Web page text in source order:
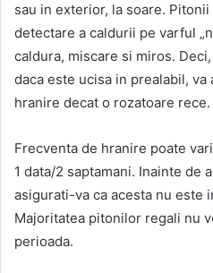
sau in exterior, la soare.
detectare a caldurii pe varful
caldura, miscare si miros.
daca este ucisa in prealabil, va
hranire decat o rozatoare rece.
Frecventa de hranire poate
1 data/2 saptamani. Inainte de
asigurati-va ca acesta nu este
Majoritatea pitonilor regali nu
perioada.